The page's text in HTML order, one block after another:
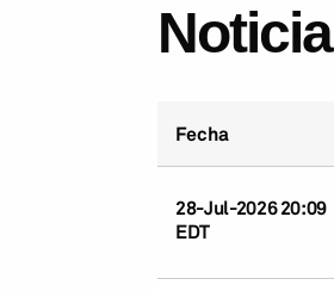
Fecha
28-Jul-2026 20:09
EDT